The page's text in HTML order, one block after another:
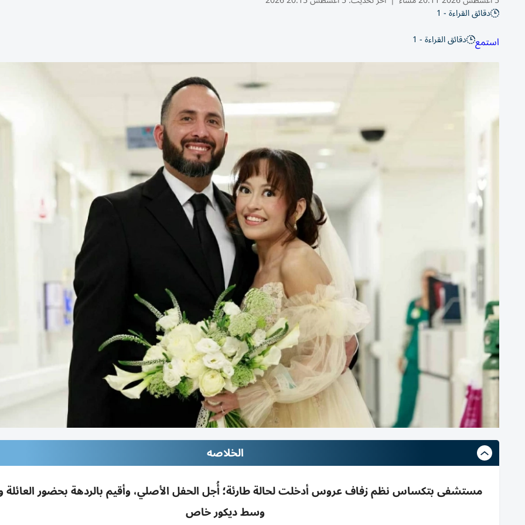
دقائق القراءة - 1
استمع دقائق القراءة - 1
الخلاصه
مستشفى بتكساس نظم زفاف عروس أدخلت لحالة طارئة؛ أُجل الحفل الأصلي، وأقيم بالردهة بحضور العائلة
وسط ديكور خاص